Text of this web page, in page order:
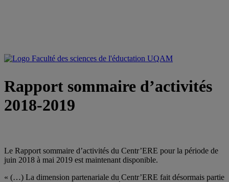
Rapport sommaire d’activités
2018-2019
Le Rapport sommaire d’activités du Centr’ERE pour la période de
juin 2018 à mai 2019 est maintenant disponible.
« (…) La dimension partenariale du Centr’ERE fait désormais partie